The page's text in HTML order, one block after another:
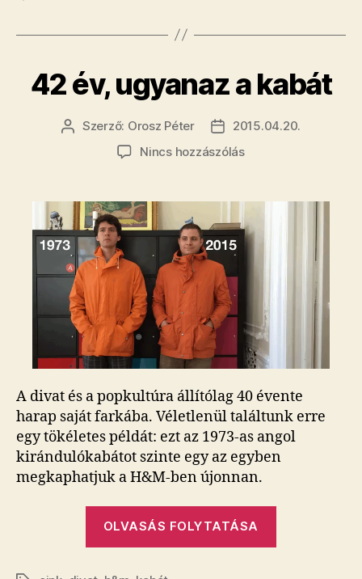
Béla
42 év, ugyanaz a kabát
Bejegyzés
Szerző: Orosz Péter
Bejegyzés
dátuma
2015.04.20.
Nincs hozzászólása(z)
ugyanaz
a
kabát
bejegyzéshez
A divat és a popkultúra állítólag 40 évente
harap saját farkába. Véletlenül találtunk erre
egy tökéletes példát: ezt az 1973-as angol
kirándulókabátot szinte egy az egyben
megkaphatjuk a H&M-ben újonnan.
OLVASÁS FOLYTATÁSA